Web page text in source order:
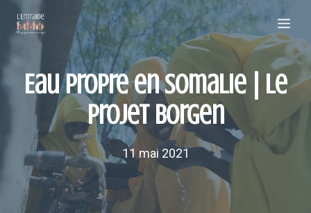
Eau propre en Somalie | Le
projet Borgen
11 mai 2021